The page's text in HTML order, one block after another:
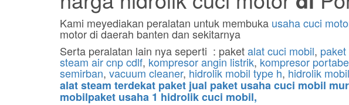
Kami meyediakan peralatan untuk membuka usaha cuci
motor di daerah banten dan sekitarnya
Serta peralatan lain nya seperti : paketalat cuci mobil,
steam air cnp cdlf, kompresor angin listrik, kompresor
semirban, vacuum cleaner, hidrolik mobil type h, hidrolik
alat steam terdekat paket jual paket usaha cuci mobil
mobilpaket usaha 1 hidrolik cuci mobil,